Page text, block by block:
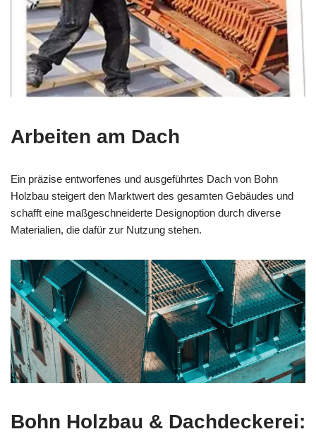
Arbeiten am Dach
Ein präzise entworfenes und ausgeführtes Dach von Bohn
Holzbau steigert den Marktwert des gesamten Gebäudes und
schafft eine maßgeschneiderte Designoption durch diverse
Materialien, die dafür zur Nutzung stehen.
Bohn Holzbau & Dachdeckerei: